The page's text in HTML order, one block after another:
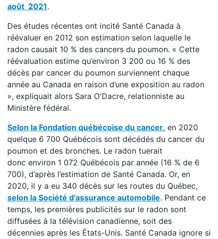
août 2021.
Des études récentes ont incité Santé Canada à
réévaluer en 2012 son estimation selon laquelle le
radon causait 10 % des cancers du poumon. « Cette
réévaluation estime qu’environ 3 200 ou 16 % des
décès par cancer du poumon surviennent chaque
année au Canada en raison d’une exposition au radon
», expliquait alors Sara O'Dacre, relationniste au
Ministère fédéral.
Selon la Fondation québécoise du cancer, en 2020
quelque 6 700 Québécois sont décédés du cancer du
poumon et des bronches. Le radon tuerait
donc environ 1 072 Québécois par année (16 % de 6
700), d’après l’estimation de Santé Canada. Or, en
2020, il y a eu 340 décès sur les routes du Québec,
selon la Société d'assurance automobile. Pendant ce
temps, les premières publicités sur le radon sont
diffusées à la télévision canadienne, soit des
décennies après les États-Unis. Santé Canada ignore si